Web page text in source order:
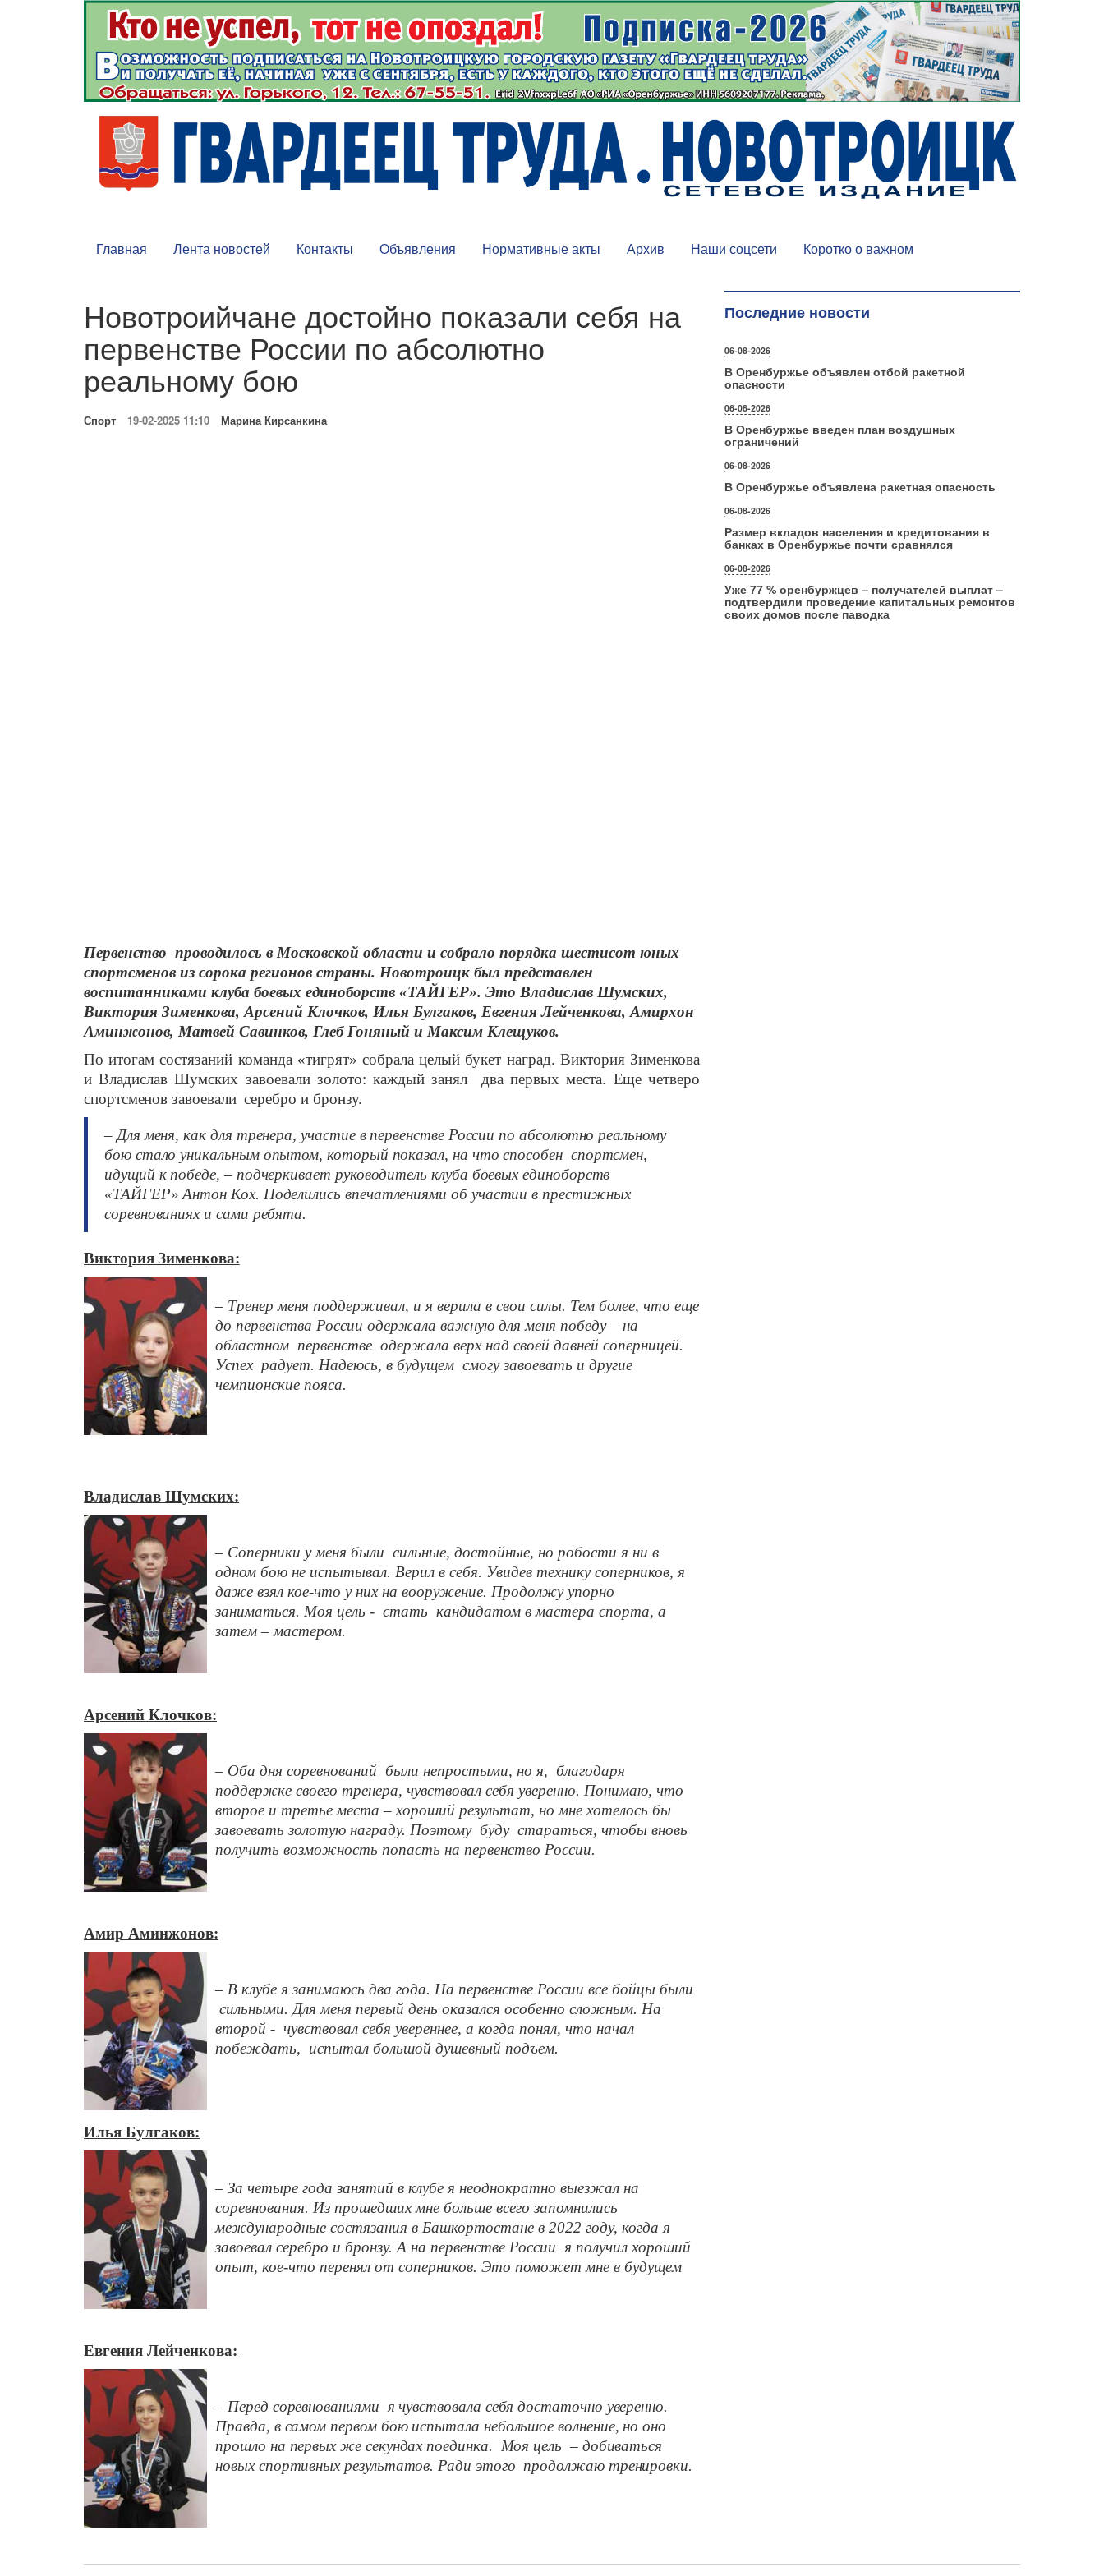
Главная Лента новостей Контакты Объявления Нормативные акты Архив Наши соцсети Коротко о важном
Новотроийчане достойно показали себя на
первенстве России по абсолютно
реальному бою
Спорт 19-02-2025 11:10 Марина Кирсанкина
Первенство проводилось в Московской области и собрало порядка шестисот юных
спортсменов из сорока регионов страны. Новотроицк был представлен
воспитанниками клуба боевых единоборств «ТАЙГЕР». Это Владислав Шумских,
Виктория Зименкова, Арсений Клочков, Илья Булгаков, Евгения Лейченкова, Амирхон
Аминжонов, Матвей Савинков, Глеб Гоняный и Максим Клещуков.
По итогам состязаний команда «тигрят» собрала целый букет наград. Виктория Зименкова
и Владислав Шумских завоевали золото: каждый занял два первых места. Еще четверо
спортсменов завоевали серебро и бронзу.
– Для меня, как для тренера, участие в первенстве России по абсолютно реальному
бою стало уникальным опытом, который показал, на что способен спортсмен,
идущий к победе, – подчеркивает руководитель клуба боевых единоборств
«ТАЙГЕР» Антон Кох. Поделились впечатлениями об участии в престижных
соревнованиях и сами ребята.
Виктория Зименкова:
– Тренер меня поддерживал, и я верила в свои силы. Тем более, что еще
до первенства России одержала важную для меня победу – на
областном первенстве одержала верх над своей давней соперницей.
Успех радует. Надеюсь, в будущем смогу завоевать и другие
чемпионские пояса.
Владислав Шумских:
– Соперники у меня были сильные, достойные, но робости я ни в
одном бою не испытывал. Верил в себя. Увидев технику соперников, я
даже взял кое-что у них на вооружение. Продолжу упорно
заниматься. Моя цель - стать кандидатом в мастера спорта, а
затем – мастером.
Арсений Клочков:
– Оба дня соревнований были непростыми, но я, благодаря
поддержке своего тренера, чувствовал себя уверенно. Понимаю, что
второе и третье места – хороший результат, но мне хотелось бы
завоевать золотую награду. Поэтому буду стараться, чтобы вновь
получить возможность попасть на первенство России.
Амир Аминжонов:
– В клубе я занимаюсь два года. На первенстве России все бойцы были
сильными. Для меня первый день оказался особенно сложным. На
второй - чувствовал себя увереннее, а когда понял, что начал
побеждать, испытал большой душевный подъем.
Илья Булгаков:
– За четыре года занятий в клубе я неоднократно выезжал на
соревнования. Из прошедших мне больше всего запомнились
международные состязания в Башкортостане в 2022 году, когда я
завоевал серебро и бронзу. А на первенстве России я получил хороший
опыт, кое-что перенял от соперников. Это поможет мне в будущем
Евгения Лейченкова:
– Перед соревнованиями я чувствовала себя достаточно уверенно.
Правда, в самом первом бою испытала небольшое волнение, но оно
прошло на первых же секундах поединка. Моя цель – добиваться
новых спортивных результатов. Ради этого продолжаю тренировки.
Последние новости
06-08-2026
В Оренбуржье объявлен отбой ракетной
опасности
06-08-2026
В Оренбуржье введен план воздушных
ограничений
06-08-2026
В Оренбуржье объявлена ракетная опасность
06-08-2026
Размер вкладов населения и кредитования в
банках в Оренбуржье почти сравнялся
06-08-2026
Уже 77 % оренбуржцев – получателей выплат –
подтвердили проведение капитальных ремонтов
своих домов после паводка